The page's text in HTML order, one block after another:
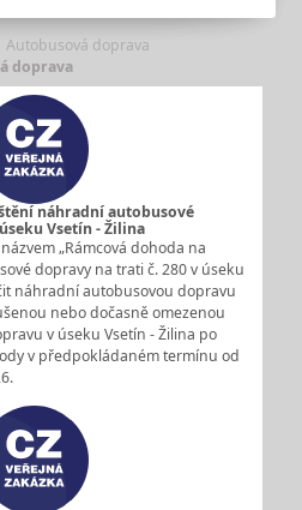
Autobusová doprava
doprava
náhradní autobusové
Vsetín - Žilina
„Rámcová dohoda na
dopravy na trati č. 280 v úseku
náhradní autobusovou dopravu
nebo dočasně omezenou
v úseku Vsetín - Žilina po
v předpokládaném termínu od